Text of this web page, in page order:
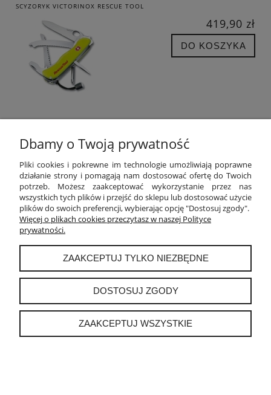
SCYZORYK VICTORINOX RESCUE TOOL
419,90 zł
DO KOSZYKA
OPINIE O PRODUKCIE (0)
Imię lub pseudonim:
Twoja opinia:
WYŚLIJ
Dbamy o Twoją prywatność
Pliki cookies i pokrewne im technologie umożliwiają poprawne
działanie strony i pomagają nam dostosować ofertę do Twoich
potrzeb. Możesz zaakceptować wykorzystanie przez nas
wszystkich tych plików i przejść do sklepu lub dostosować użycie
plików do swoich preferencji, wybierając opcję "Dostosuj zgody".
Więcej o plikach cookies przeczytasz w naszej Polityce
prywatności.
ZAAKCEPTUJ TYLKO NIEZBĘDNE
DOSTOSUJ ZGODY
ZAAKCEPTUJ WSZYSTKIE